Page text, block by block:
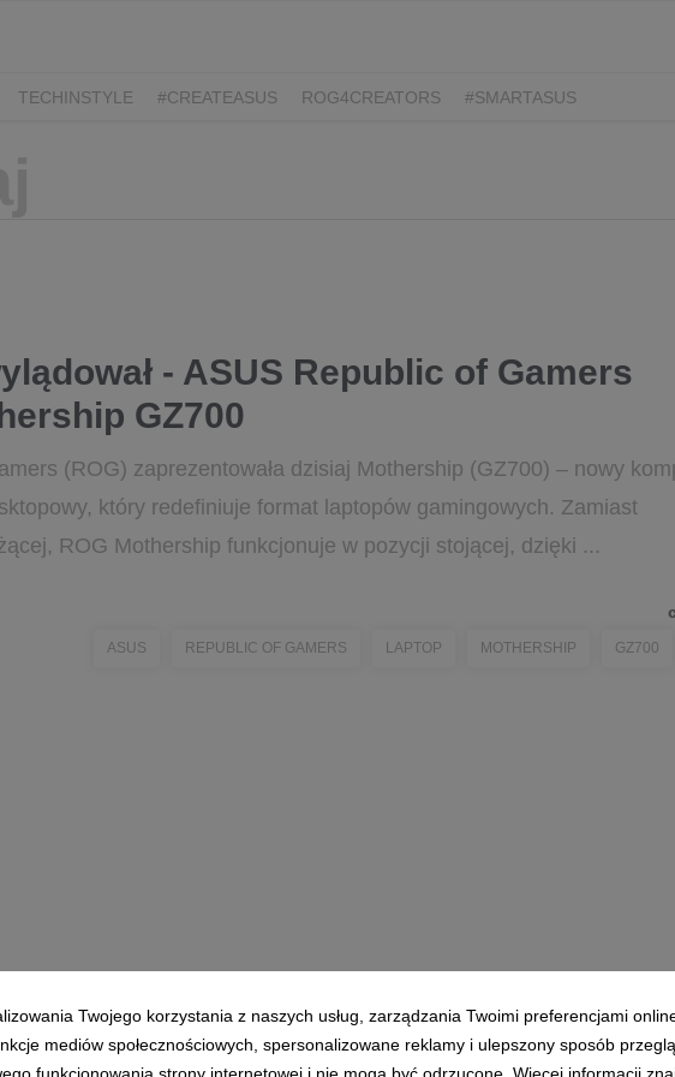
TECHINSTYLE #CREATEASUS ROG4CREATORS #SMARTASUS
- ASUS Republic of Gamers
GZ700
(ROG) zaprezentowała dzisiaj Mothership (GZ700) – nowy
który redefiniuje format laptopów gamingowych. Zamiast
ROG Mothership funkcjonuje w pozycji stojącej, dzięki ...
ASUS REPUBLIC OF GAMERS LAPTOP MOTHERSHIP GZ700
Twojego korzystania z naszych usług, zarządzania Twoimi preferencjami
mediów społecznościowych, spersonalizowane reklamy i ulepszony sposób